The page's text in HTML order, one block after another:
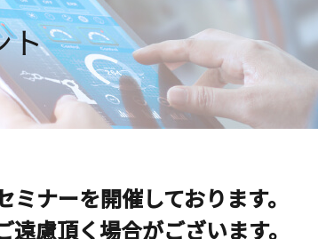
ト
ミナーを開催しております。
遠慮頂く場合がございます。